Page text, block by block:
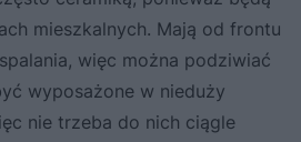
mieszkalnych. Mają od frontu
więc można podziwiać
wyposażone w nieduży
nie trzeba do nich ciągle